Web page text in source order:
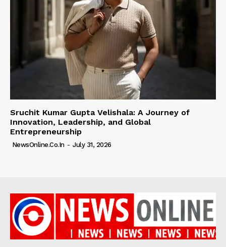
Sruchit Kumar Gupta Velishala: A Journey of
Innovation, Leadership, and Global
Entrepreneurship
NewsOnline.co.in - July 31, 2026